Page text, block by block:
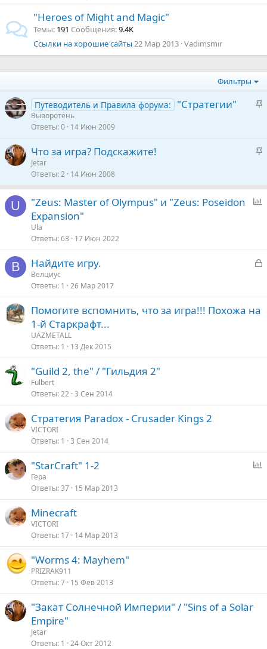
"Heroes of Might and Magic"
Темы 191 Сообщения 9.4K
Ссылки на хорошие сайты 22 Мар 2013 Vadimsmir
Фильтры
З
е
е
н
Путеводитель и Правила форума: "Стратегии"
Выворотень
Ответы 0 14 Июн 2009
З
р
н
о
Что за игра? Подскажите!
Jetar
Ответы 2 14 Июн 2008
U
с
"Zeus: Master of Olympus" и "Zeus: Poseidon
Expansion"
Ula
Ответы 63 17 Июн 2022
В
З
р
Найдите игру.
Велциус
Ответы 1 26 Мар 2017
Помогите вспомнить, что за игра!!! Похожа на
1-й Старкрафт...
UAZMETALL
Ответы 1 13 Дек 2015
"Guild 2, the" / "Гильдия 2"
Fulbert
Ответы 22 3 Сен 2014
Стратегия Paradox - Crusader Kings 2
VICTORI
Ответы 1 3 Сен 2014
о
"StarCraft" 1-2
Гера
Ответы 37 15 Мар 2013
Minecraft
VICTORI
Ответы 17 14 Мар 2013
"Worms 4: Mayhem"
PRIZRAK911
Ответы 7 15 Фев 2013
"Закат Солнечной Империи" / "Sins of a Solar
Empire"
Jetar
Ответы 1 24 Окт 2012